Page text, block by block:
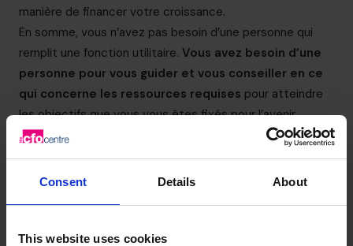
Consent Details About
This website uses cookies
manière de financer votre croissance.
En somme, vous n’avez pas besoin d’une personne qui
remplit une fonction utilitaire. Vous avez besoin d’une
personne pour vous guider et vous conseiller en ce
qui concerne les ressources requises pour atteindre
les objectifs que vous vous êtes fixés pour l’avenir.
La mentalité d’un CFO : vue
d’ensemble, conseiller,
stratégie